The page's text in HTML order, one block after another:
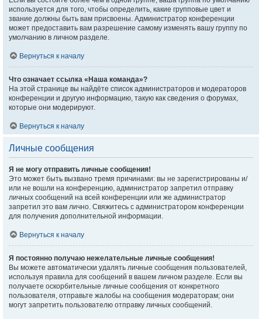
используется для того, чтобы определить, какие групповые цвет и
звание должны быть вам присвоены. Администратор конференции
может предоставить вам разрешение самому изменять вашу группу по
умолчанию в личном разделе.
Вернуться к началу
Что означает ссылка «Наша команда»?
На этой странице вы найдёте список администраторов и модераторов
конференции и другую информацию, такую как сведения о форумах,
которые они модерируют.
Вернуться к началу
Личные сообщения
Я не могу отправить личные сообщения!
Это может быть вызвано тремя причинами: вы не зарегистрированы и/
или не вошли на конференцию, администратор запретил отправку
личных сообщений на всей конференции или же администратор
запретил это вам лично. Свяжитесь с администратором конференции
для получения дополнительной информации.
Вернуться к началу
Я постоянно получаю нежелательные личные сообщения!
Вы можете автоматически удалять личные сообщения пользователей,
используя правила для сообщений в вашем личном разделе. Если вы
получаете оскорбительные личные сообщения от конкретного
пользователя, отправьте жалобы на сообщения модераторам; они
могут запретить пользователю отправку личных сообщений.